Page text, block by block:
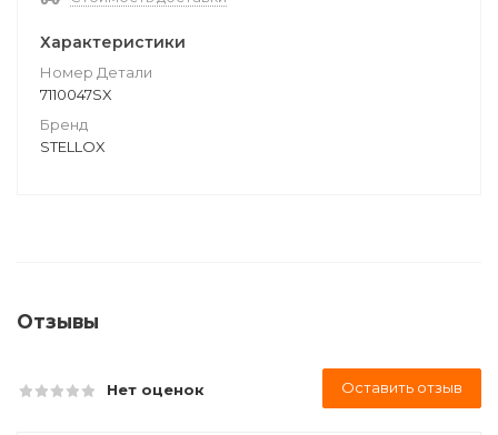
Характеристики
Номер Детали
7110047SX
Бренд
STELLOX
Отзывы
Нет оценок Оставить отзыв